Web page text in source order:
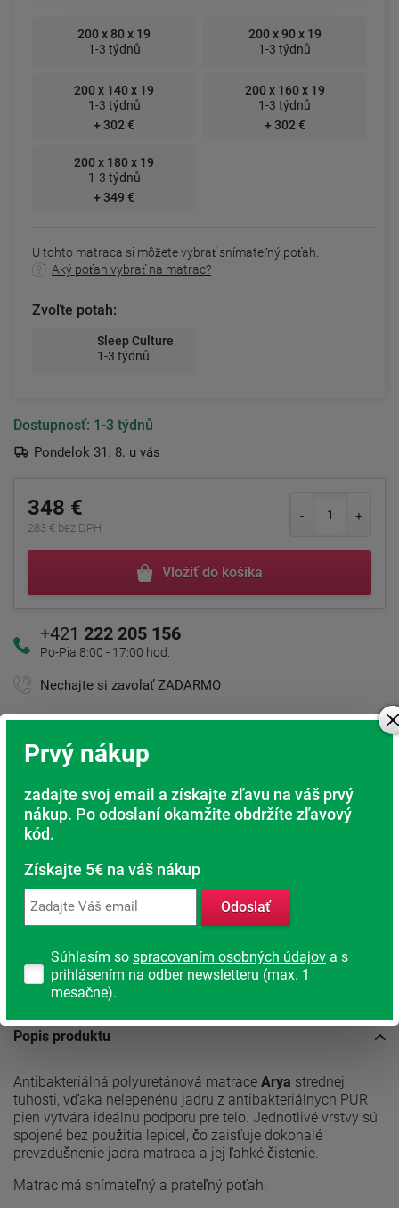
200 x 80 x 19
1-3 týdnů
200 x 90 x 19
1-3 týdnů
200 x 140 x 19
1-3 týdnů
+ 302 €
200 x 160 x 19
1-3 týdnů
+ 302 €
200 x 180 x 19
1-3 týdnů
+ 349 €
U tohto matraca si môžete vybrať snímateľný poťah.
Aký poťah vybrať na matrac?
Zvoľte potah:
Sleep Culture
1-3 týdnů
Dostupnosť: 1-3 týdnů
Pondelok 31. 8. u vás
348 €
283 € bez DPH
Vložiť do košíka
+421 222 205 156
Po-Pia 8:00 - 17:00 hod.
Nechajte si zavolať ZADARMO
Kamenná predajňa
Doprava ZADARMO
Radi poradíme s výberom
Nájdite vhodný matrac
S tradíciou od roku 1991
Popis produktu
Antibakteriálná polyuretánová matrace Arya strednej
tuhosti, vďaka nelepenénu jadru z antibakteriálnych PUR
pien vytvára ideálnu podporu pre telo. Jednotlivé vrstvy sú
spojené bez použitia lepicel, čo zaisťuje dokonalé
prevzdušnenie jadra matraca a jej ľahké čistenie.
Matrac má snímateľný a prateľný poťah.
Prvý nákup
zadajte svoj email a získajte zľavu na váš prvý
nákup. Po odoslaní okamžite obdržíte zľavový
kód.
Získajte 5€ na váš nákup
Odoslať
Súhlasím so spracovaním osobných údajov a s
prihlásením na odber newsletteru (max. 1
mesačne).